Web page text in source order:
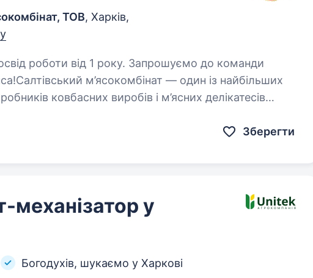
ТОВ, Харків,
від 1 року. Запрошуємо до команди
м’ясокомбінат — один із найбільших
ковбасних виробів і м’ясних делікатесів
Зберегти
механізатор у
Богодухів, шукаємо у Харкові